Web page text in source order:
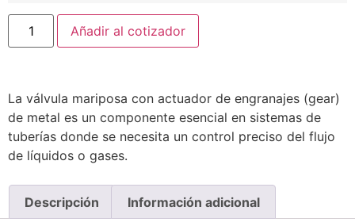
Añadir al cotizador
La válvula mariposa con actuador de engranajes (gear)
de metal es un componente esencial en sistemas de
tuberías donde se necesita un control preciso del flujo
de líquidos o gases.
Descripción Información adicional